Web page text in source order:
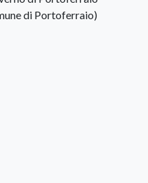
di Portoferraio)